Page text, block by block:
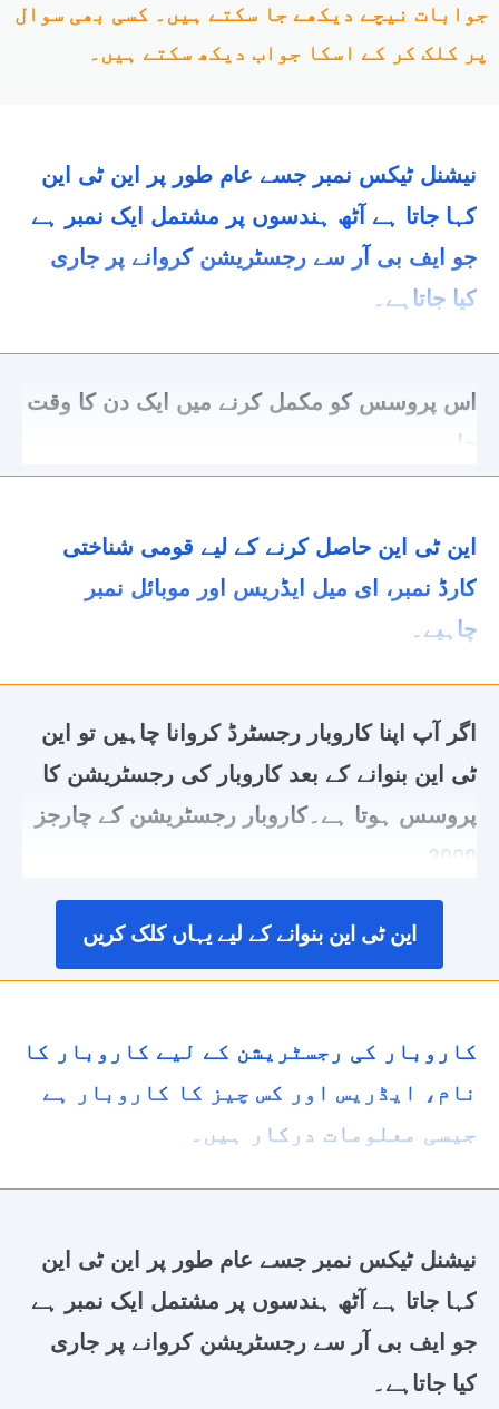
جوابات نیچے دیکھے جا سکتے ہیں۔ کسی بھی سوال
پر کلک کر کے اسکا جواب دیکھ سکتے ہیں۔
نیشنل ٹیکس نمبر جسے عام طور پر این ٹی این
کہا جاتا ہے آٹھ ہندسوں پر مشتمل ایک نمبر ہے
جو ایف بی آر سے رجسٹریشن کروانے پر جاری
کیا جاتاہے۔
اس پروسس کو مکمل کرنے میں ایک دن کا وقت
چاہیے۔
کارڈ نمبر، ای میل ایڈریس اور موبائل نمبر
چاہیے۔
اگر آپ اپنا کاروبار رجسٹرڈ کروانا چاہیں تو این
ٹی این بنوانے کے بعد کاروبار کی رجسٹریشن کا
پروسس ہوتا ہے۔کاروبار رجسٹریشن کے چارجز
2000 روپے ہیں۔
این ٹی این بنوانے کے لیے یہاں کلک کریں
کاروبار کی رجسٹریشن کے لیے کاروبار کا
نام، ایڈریس اور کس چیز کا کاروبار ہے
جیسی معلومات درکار ہیں۔
نیشنل ٹیکس نمبر جسے عام طور پر این ٹی این
کہا جاتا ہے آٹھ ہندسوں پر مشتمل ایک نمبر ہے
جو ایف بی آر سے رجسٹریشن کروانے پر جاری
کیا جاتاہے۔